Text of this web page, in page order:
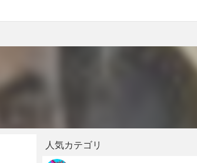
人気カテゴリ